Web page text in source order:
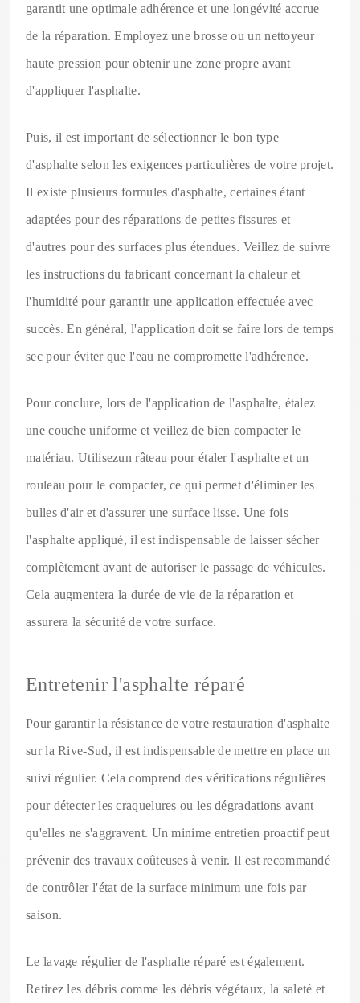
garantit une optimale adhérence et une longévité accrue
de la réparation. Employez une brosse ou un nettoyeur
haute pression pour obtenir une zone propre avant
d'appliquer l'asphalte.
Puis, il est important de sélectionner le bon type
d'asphalte selon les exigences particulières de votre projet.
Il existe plusieurs formules d'asphalte, certaines étant
adaptées pour des réparations de petites fissures et
d'autres pour des surfaces plus étendues. Veillez de suivre
les instructions du fabricant concernant la chaleur et
l'humidité pour garantir une application effectuée avec
succès. En général, l'application doit se faire lors de temps
sec pour éviter que l'eau ne compromette l'adhérence.
Pour conclure, lors de l'application de l'asphalte, étalez
une couche uniforme et veillez de bien compacter le
matériau. Utilisezun râteau pour étaler l'asphalte et un
rouleau pour le compacter, ce qui permet d'éliminer les
bulles d'air et d'assurer une surface lisse. Une fois
l'asphalte appliqué, il est indispensable de laisser sécher
complètement avant de autoriser le passage de véhicules.
Cela augmentera la durée de vie de la réparation et
assurera la sécurité de votre surface.
Entretenir l'asphalte réparé
Pour garantir la résistance de votre restauration d'asphalte
sur la Rive-Sud, il est indispensable de mettre en place un
suivi régulier. Cela comprend des vérifications régulières
pour détecter les craquelures ou les dégradations avant
qu'elles ne s'aggravent. Un minime entretien proactif peut
prévenir des travaux coûteuses à venir. Il est recommandé
de contrôler l'état de la surface minimum une fois par
saison.
Le lavage régulier de l'asphalte réparé est également.
Retirez les débris comme les débris végétaux, la saleté et